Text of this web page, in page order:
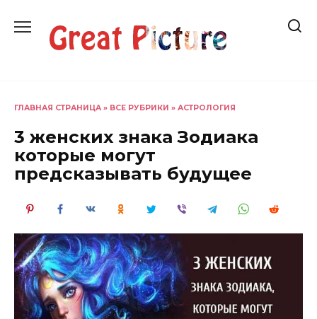
содержанию
ГЛАВНАЯ СТРАНИЦА » ВСЕ РУБРИКИ » АСТРОЛОГИЯ
3 женских знака Зодиака
которые могут
предсказывать будущее